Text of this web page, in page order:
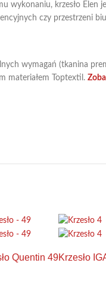
wykonaniu, krzesło
czy przestrzeni
wymagań (tkanina
materiałem Toptextil.
Quentin 49Krzesło